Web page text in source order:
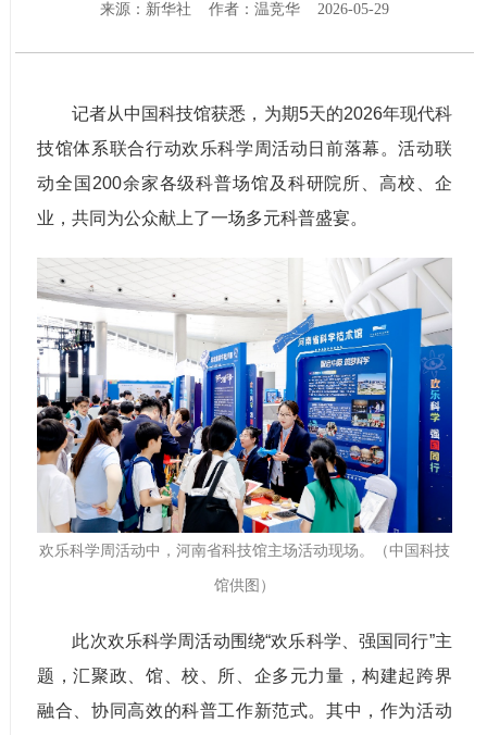
来源：新华社 作者：温竞华 2026-05-29
记者从中国科技馆获悉，为期5天的2026年现代科
技馆体系联合行动欢乐科学周活动日前落幕。活动联
动全国200余家各级科普场馆及科研院所、高校、企
业，共同为公众献上了一场多元科普盛宴。
欢乐科学周活动中，河南省科技馆主场活动现场。（中国科技
馆供图）
此次欢乐科学周活动围绕“欢乐科学、强国同行”主
题，汇聚政、馆、校、所、企多元力量，构建起跨界
融合、协同高效的科普工作新范式。其中，作为活动